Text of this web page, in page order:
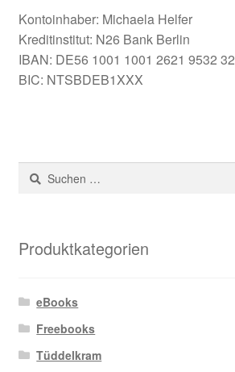
Kontoinhaber: Michaela Helfer
Kreditinstitut: N26 Bank Berlin
IBAN: DE56 1001 1001 2621 9532 32
BIC: NTSBDEB1XXX
Suchen
nach:
Produktkategorien
eBooks
Freebooks
Tüddelkram